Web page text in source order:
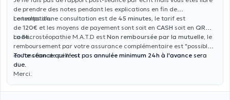
de prendre des notes pendant les explications en fin de
consultation.
Le temps d'une consultation est de 45 minutes, le tarif est
de 120€ et les moyens de payement sont soit en CASH soit en QR
code.
La Microstéopathie M.A.T.D est Non remboursée par la mutuelle, le
remboursement par votre assurance complémentaire est "possible"
en fonction de celle-ci
Toute séance qui n'est pas annulée minimum 24h à l'avance sera
due.
Merci.